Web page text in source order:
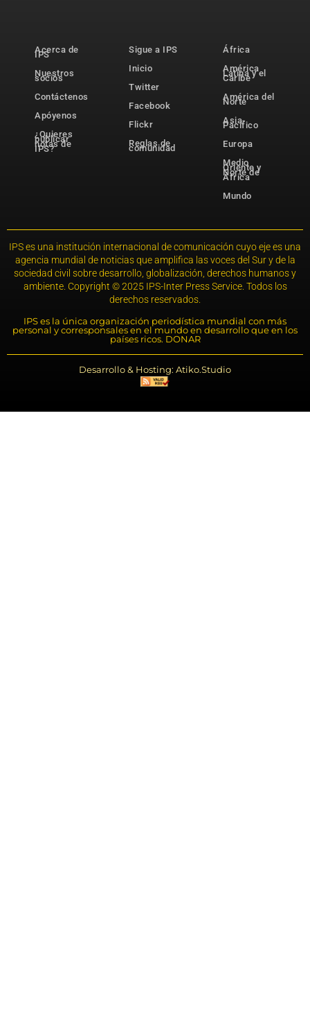
Acerca de
IPS
Nuestros
socios
Contáctenos
Apóyenos
¿Quieres
publicar
notas de
IPS?
Sigue a IPS
Inicio
Twitter
Facebook
Flickr
Reglas de
comunidad
África
América
Latina y el
Caribe
América del
Norte
Asia-
Pacífico
Europa
Medio
Oriente y
Norte de
África
Mundo
IPS es una institución internacional de comunicación cuyo eje es una
agencia mundial de noticias que amplifica las voces del Sur y de la
sociedad civil sobre desarrollo, globalización, derechos humanos y
ambiente. Copyright © 2025 IPS-Inter Press Service. Todos los
derechos reservados.
IPS es la única organización periodística mundial con más
personal y corresponsales en el mundo en desarrollo que en los
países ricos. DONAR
Desarrollo & Hosting: Atiko.Studio